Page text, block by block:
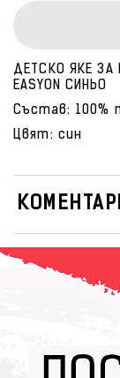
ДЕТСКО ЯКЕ ЗА
EASYON СИНЬО
Състав: 100%
Цвят: син